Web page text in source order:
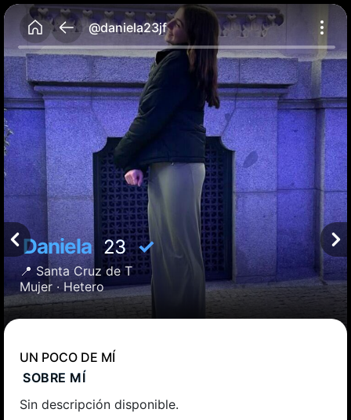
@daniela23jf
Daniela23✓
📍 Santa Cruz de T
Mujer · Hetero
UN POCO DE MÍ
SOBRE MÍ
Sin descripción disponible.